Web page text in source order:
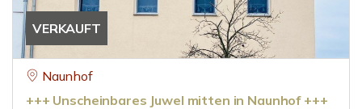
VERKAUFT
Naunhof
+++ Unscheinbares Juwel mitten in Naunhof +++